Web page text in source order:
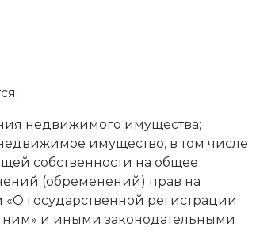
недвижимого имущества;
имущество, в том числе
собственности на общее
(обременений) прав на
государственной регистрации
ним» и иными законодательными